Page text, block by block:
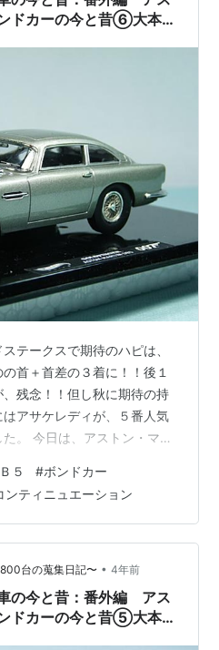
ドカーの今と昔⑥大本命
テークスで期待のハピは、
首＋首差の３着に！！後１
残念！！但し秋に期待の持
アサケレディが、５番人気
。 今日は、アストン・マー
２４スケール、１／１８ス
初は１／４３スケールで
ドカーのギミック（仕掛
ん。 アストン・マーティン
ンガー ＨｏｔＷｈｅｅｌｓ
ンバープレート …
５ #ボンドカー
ンティニュエーション
台の蒐集日記〜 • 4年前
の今と昔：番外編 アス
ドカーの今と昔⑤大本命